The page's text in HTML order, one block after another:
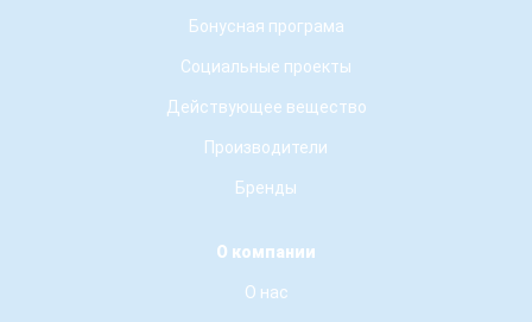
Бонусная програма
Социальные проекты
Действующее вещество
Производители
Бренды
О компании
О нас